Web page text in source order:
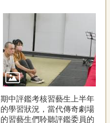
期中評鑑考核習藝生上半年
的學習狀況，當代傳奇劇場
的習藝生們聆聽評鑑委員的